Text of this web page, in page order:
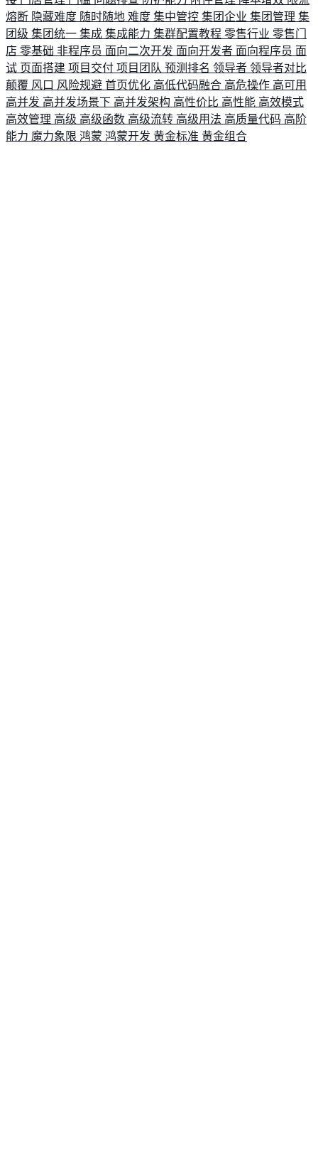
熔断 隐藏难度 随时随地 难度 集中管控 集团企业 集团管理 集
团级 集团统一 集成 集成能力 集群配置教程 零售行业 零售门
店 零基础 非程序员 面向二次开发 面向开发者 面向程序员 面
试 页面搭建 项目交付 项目团队 预测排名 领导者 领导者对比
颠覆 风口 风险规避 首页优化 高低代码融合 高危操作 高可用
高并发 高并发场景下 高并发架构 高性价比 高性能 高效模式
高效管理 高级 高级函数 高级流转 高级用法 高质量代码 高阶
能力 魔力象限 鸿蒙 鸿蒙开发 黄金标准 黄金组合